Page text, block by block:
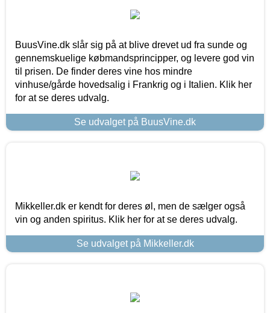
BuusVine.dk slår sig på at blive drevet ud fra sunde og
gennemskuelige købmandsprincipper, og levere god vin
til prisen. De finder deres vine hos mindre
vinhuse/gårde hovedsalig i Frankrig og i Italien. Klik her
for at se deres udvalg.
Se udvalget på BuusVine.dk
Mikkeller.dk er kendt for deres øl, men de sælger også
vin og anden spiritus. Klik her for at se deres udvalg.
Se udvalget på Mikkeller.dk